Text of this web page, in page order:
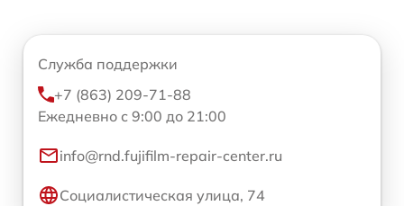
Служба поддержки
+7 (863) 209-71-88
Ежедневно с 9:00 до 21:00
info@rnd.fujifilm-repair-center.ru
Социалистическая улица, 74